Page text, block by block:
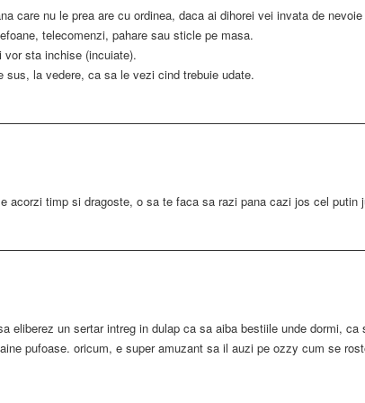
care nu le prea are cu ordinea, daca ai dihorei vei invata de
telecomenzi, pahare sau sticle pe masa.
vor sta inchise (incuiate).
sus, la vedere, ca sa le vezi cind trebuie udate.
acorzi timp si dragoste, o sa te faca sa razi pana cazi jos cel putin
eliberez un sertar intreg in dulap ca sa aiba bestiile unde dormi,
pufoase. oricum, e super amuzant sa il auzi pe ozzy cum se